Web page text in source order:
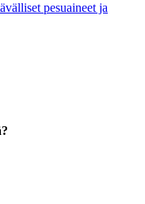
pesuaineet ja